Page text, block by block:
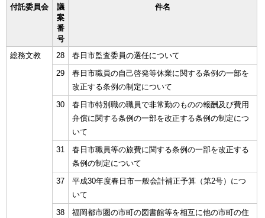
付託委員会
議
案
番
号
件名
総務文教 28
春日市監査委員の選任について
29
春日市職員の自己啓発等休業に関する条例の一部を
改正する条例の制定について
30
春日市特別職の職員で非常勤のものの報酬及び費用
弁償に関する条例の一部を改正する条例の制定につ
いて
31
春日市職員等の旅費に関する条例の一部を改正する
条例の制定について
37
平成30年度春日市一般会計補正予算（第2号）につ
いて
38
福岡都市圏の市町の図書館等を相互に他の市町の住